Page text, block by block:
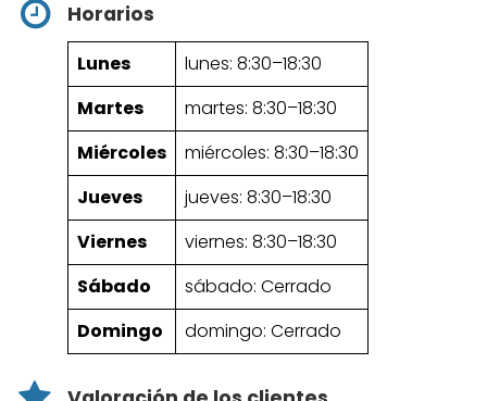
Horarios
Lunes
lunes: 8:30–18:30
Martes
martes: 8:30–18:30
Miércoles
miércoles: 8:30–18:30
Jueves
jueves: 8:30–18:30
Viernes
viernes: 8:30–18:30
Sábado
sábado: Cerrado
Domingo
domingo: Cerrado